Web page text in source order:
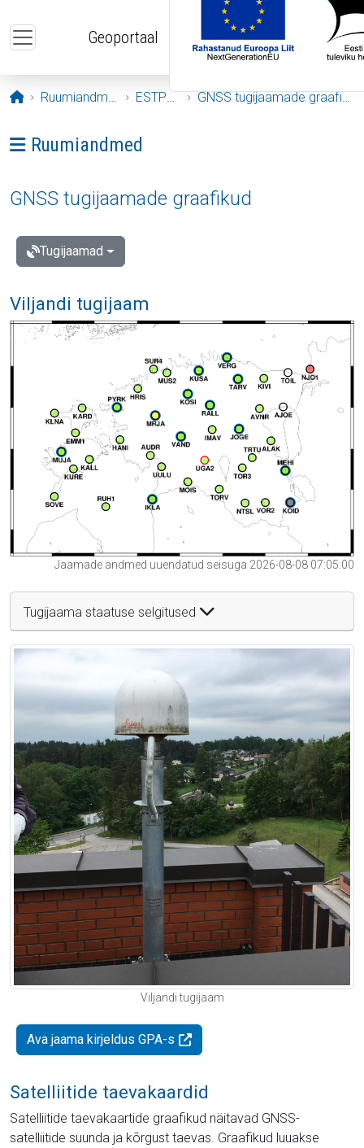
Geoportaal
Avaleht
Ruumiandmed ESTPOS GNSS tugijaamade graafikud
Ava menüü: Ruumiandmed
Ruumiandmed
GNSS tugijaamade graafikud
Tugijaamad
Viljandi tugijaam
Jaamade andmed uuendatud seisuga 2026-08-08 07:05:00
Tugijaama staatuse selgitused
Viljandi tugijaam
Ava jaama kirjeldus GPA-s
Satelliitide taevakaardid
Satelliitide taevakaartide graafikud näitavad GNSS-
satelliitide suunda ja kõrgust taevas. Graafikud luuakse